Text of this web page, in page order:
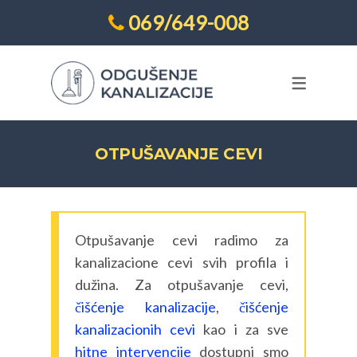
Čišćenje kanalizacije
Odgušenje fekalne vertikale
Odgušenje kuhinjske vertikale
VODOINSTALATER POVOLJNO
OTPUŠAVANJE KANALIZACIJE
ODGUŠENJE KANALIZACIJE
OTPUŠAVANJE KANALIZACIJE CENA
SERVIS VEŠ MAŠINA
069/649-008
OTPUŠAVANJE CEVI
Otpušavanje cevi radimo za
kanalizacione cevi svih profila i
dužina. Za otpušavanje cevi,
čišćenje kanalizacije, čišćenje
kanalizacionih cevi kao i za sve
hitne intervencije dostupni smo